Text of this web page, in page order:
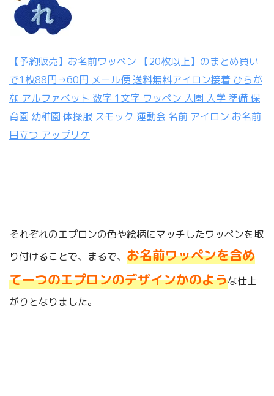
【予約販売】お名前ワッペン 【20枚以上】のまとめ買い
で1枚88円→60円 メール便 送料無料アイロン接着 ひらが
な アルファベット 数字 1文字 ワッペン 入園 入学 準備 保
育園 幼稚園 体操服 スモック 運動会 名前 アイロン お名前
目立つ アップリケ
それぞれのエプロンの色や絵柄にマッチしたワッペンを取
り付けることで、まるで、 お名前ワッペンを含め
て一つのエプロンのデザインかのような仕上
がりとなりました。